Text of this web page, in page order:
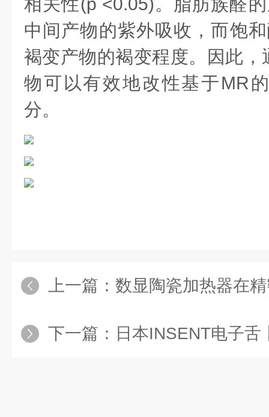
中间产物的紫外吸收，而饱
褐变产物的褐变程度。因此
物可以有效地改性基于MR
分。
上一篇： 数显陶瓷加热器在精
下一篇： 日本INSENT电子舌丨灵芝